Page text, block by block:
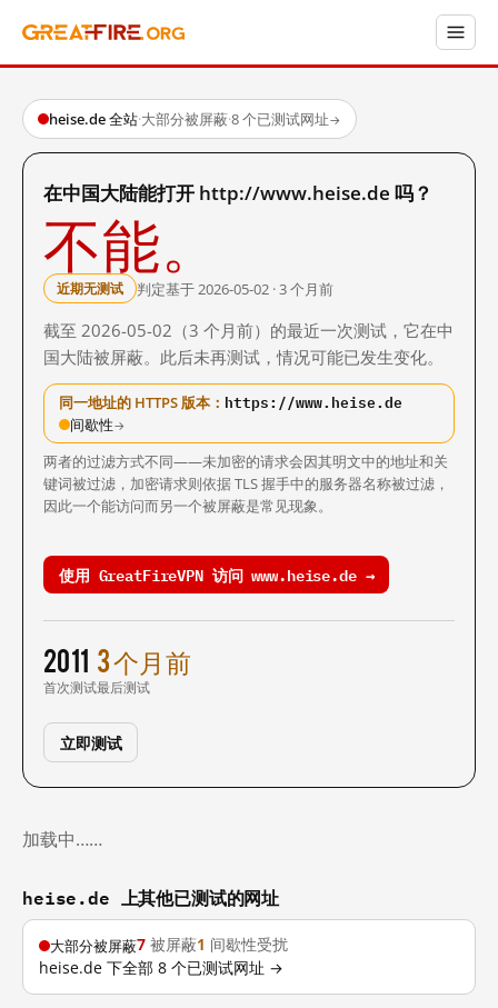
heise.de 全站·大部分被屏蔽·8 个已测试网址→
在中国大陆能打开 http://www.heise.de 吗？
不能。
近期无测试 判定基于 2026-05-02 · 3 个月前
截至 2026-05-02（3 个月前）的最近一次测试，它在中
国大陆被屏蔽。此后未再测试，情况可能已发生变化。
同一地址的 HTTPS 版本： https://www.heise.de
间歇性→
两者的过滤方式不同——未加密的请求会因其明文中的地址和关
键词被过滤，加密请求则依据 TLS 握手中的服务器名称被过滤，
因此一个能访问而另一个被屏蔽是常见现象。
使用 GreatFireVPN 访问 www.heise.de →
2011
首次测试
3 个月前
最后测试
立即测试
加载中……
heise.de 上其他已测试的网址
大部分被屏蔽7 被屏蔽1 间歇性受扰
heise.de 下全部 8 个已测试网址 →